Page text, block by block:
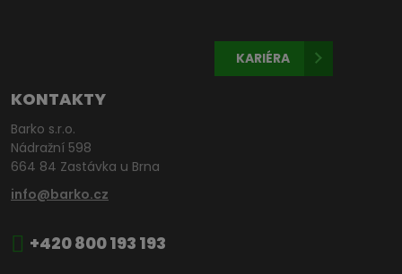
KARIÉRA
KONTAKTY
Barko s.r.o.
Nádražní 598
664 84 Zastávka u Brna
info@barko.cz
+420 800 193 193